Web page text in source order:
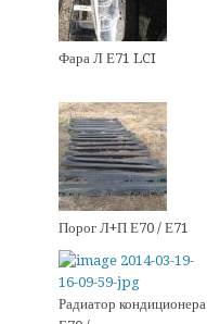
Фара Л Е71 LCI
Порог Л+П Е70 / Е71
Радиатор кондиционера